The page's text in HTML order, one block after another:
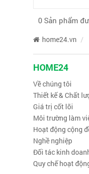
0 Sản phẩm
home24.vn
HOME24
Về chúng tôi
Thiết kế & Chất
Giá trị cốt lõi
Môi trường làm
Hoạt động cộng
Nghề nghiệp
Đối tác kinh
Quy chế hoạt